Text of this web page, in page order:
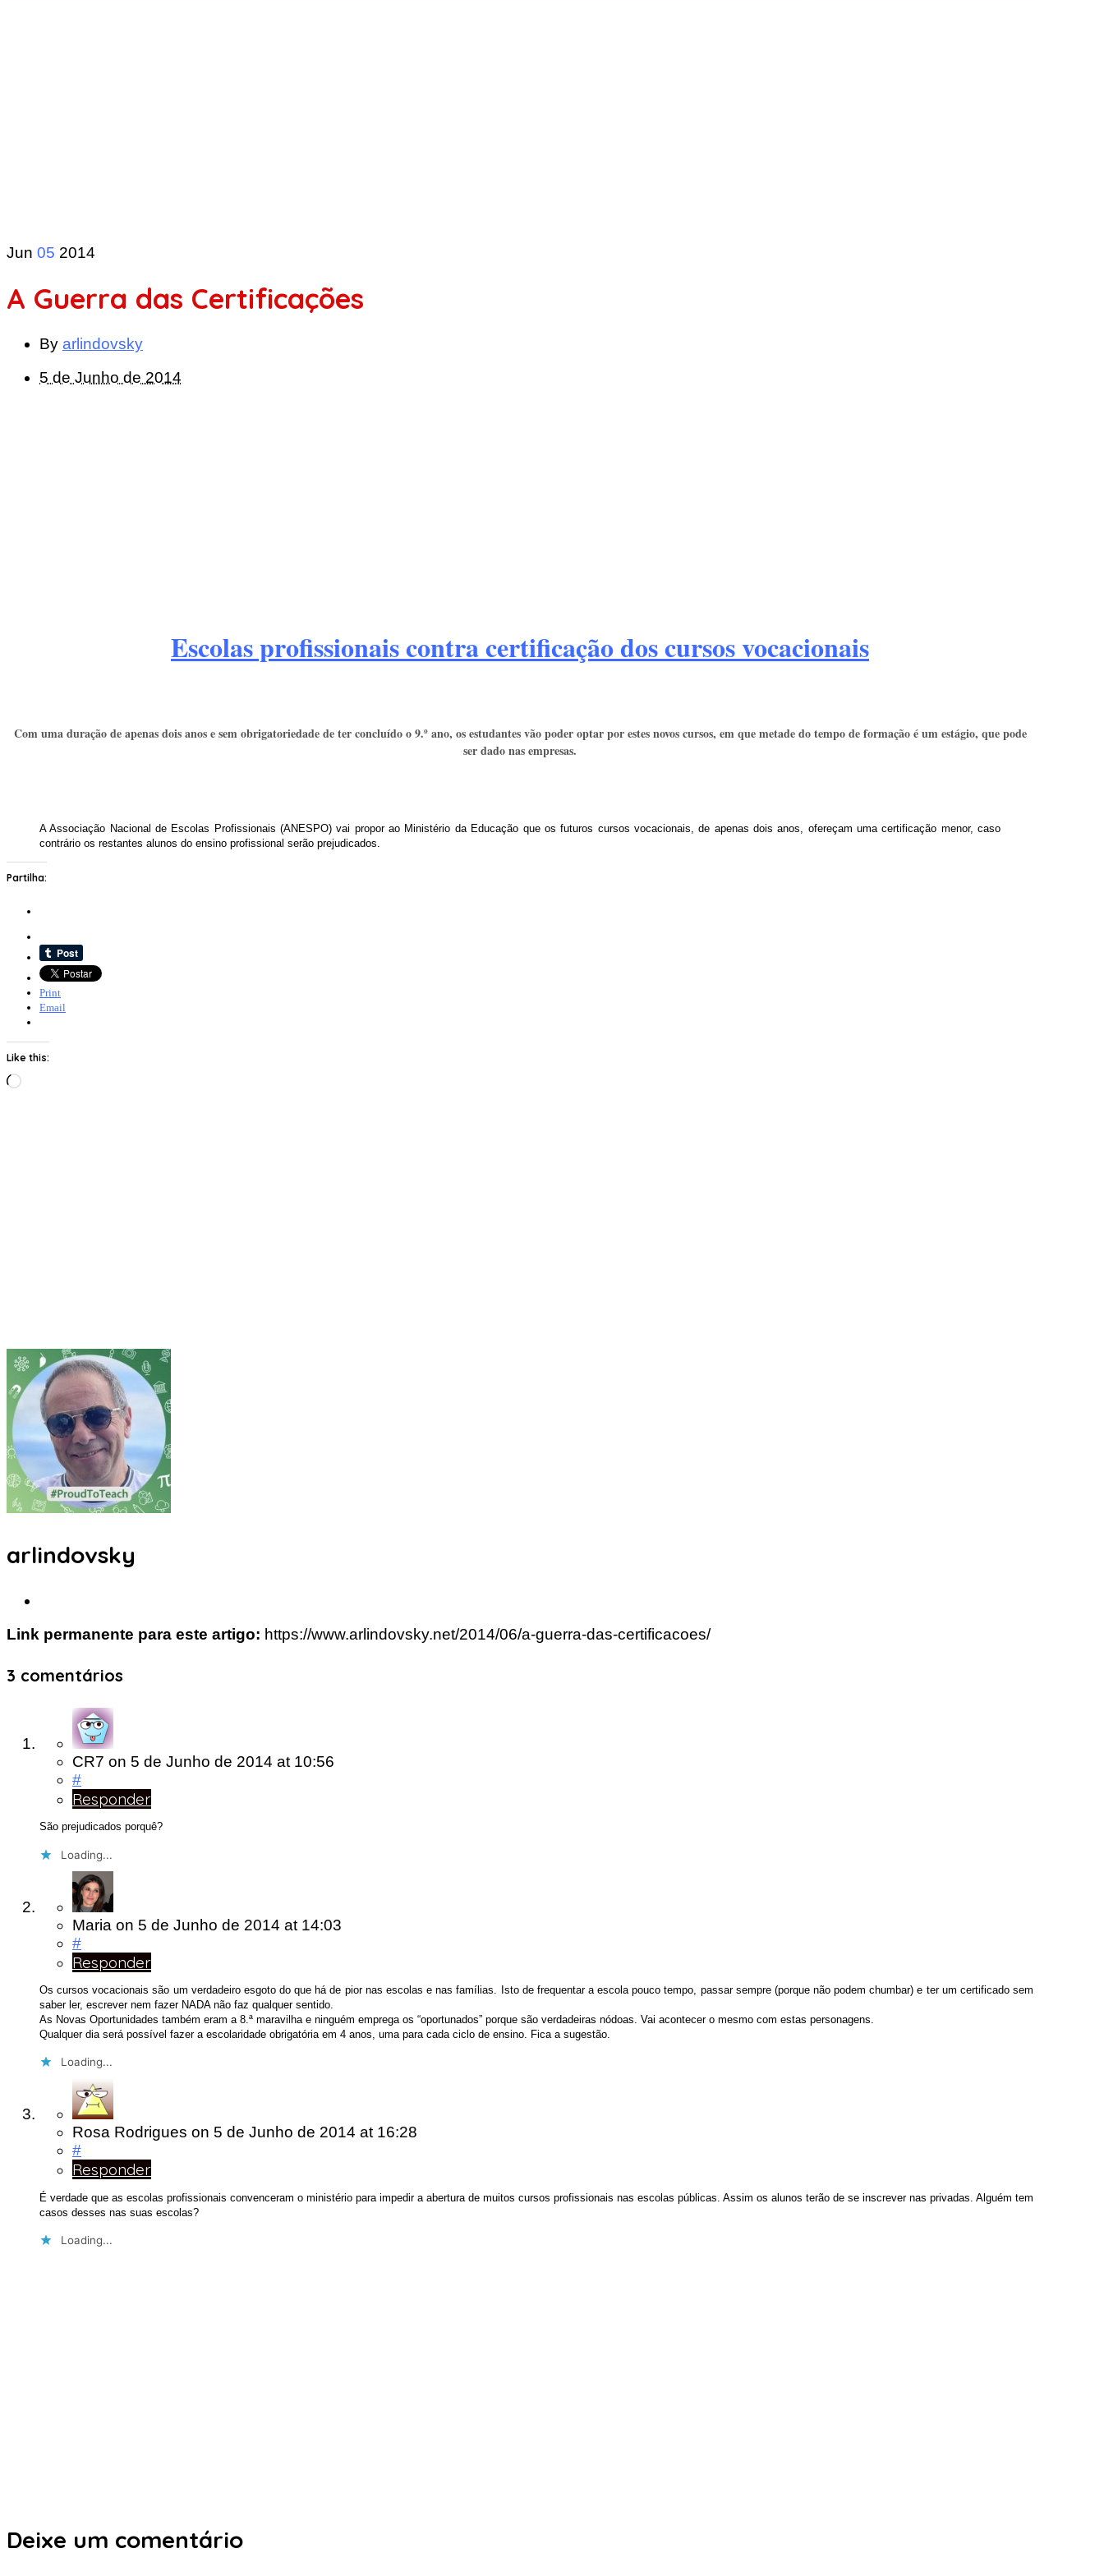
Jun 05 2014
A Guerra das Certificações
By arlindovsky
5 de Junho de 2014
Escolas profissionais contra certificação dos cursos vocacionais
Com uma duração de apenas dois anos e sem obrigatoriedade de ter concluído o 9.º ano, os estudantes vão poder optar por estes novos cursos, em que metade do tempo de formação é um estágio, que pode
ser dado nas empresas.
A Associação Nacional de Escolas Profissionais (ANESPO) vai propor ao Ministério da Educação que os futuros cursos vocacionais, de apenas dois anos, ofereçam uma certificação menor, caso
contrário os restantes alunos do ensino profissional serão prejudicados.
Partilha:
Print
Email
Like this:
Loading…
arlindovsky
Link permanente para este artigo: https://www.arlindovsky.net/2014/06/a-guerra-das-certificacoes/
3 comentários
CR7 on 5 de Junho de 2014 at 10:56
#
Responder
São prejudicados porquê?
Loading...
Maria on 5 de Junho de 2014 at 14:03
#
Responder
Os cursos vocacionais são um verdadeiro esgoto do que há de pior nas escolas e nas famílias. Isto de frequentar a escola pouco tempo, passar sempre (porque não podem chumbar) e ter um certificado sem
saber ler, escrever nem fazer NADA não faz qualquer sentido.
As Novas Oportunidades também eram a 8.ª maravilha e ninguém emprega os “oportunados” porque são verdadeiras nódoas. Vai acontecer o mesmo com estas personagens.
Qualquer dia será possível fazer a escolaridade obrigatória em 4 anos, uma para cada ciclo de ensino. Fica a sugestão.
Loading...
Rosa Rodrigues on 5 de Junho de 2014 at 16:28
#
Responder
É verdade que as escolas profissionais convenceram o ministério para impedir a abertura de muitos cursos profissionais nas escolas públicas. Assim os alunos terão de se inscrever nas privadas. Alguém tem
casos desses nas suas escolas?
Loading...
Deixe um comentário